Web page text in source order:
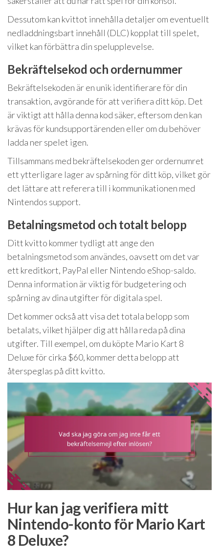
Dessutom kan kvittot innehålla detaljer om eventuellt
nedladdningsbart innehåll (DLC) kopplat till spelet,
vilket kan förbättra din spelupplevelse.
Bekräftelsekod och ordernummer
Bekräftelsekoden är en unik identifierare för din
transaktion, avgörande för att verifiera ditt köp. Det
är viktigt att hålla denna kod säker, eftersom den kan
krävas för kundsupportärenden eller om du behöver
ladda ner spelet igen.
Tillsammans med bekräftelsekoden ger ordernumret
ett ytterligare lager av spårning för ditt köp, vilket gör
det lättare att referera till i kommunikationen med
Nintendos support.
Betalningsmetod och totalt belopp
Ditt kvitto kommer tydligt att ange den
betalningsmetod som användes, oavsett om det var
ett kreditkort, PayPal eller Nintendo eShop-saldo.
Denna information är viktig för budgetering och
spårning av dina utgifter för digitala spel.
Det kommer också att visa det totala belopp som
betalats, vilket hjälper dig att hålla reda på dina
utgifter. Till exempel, om du köpte Mario Kart 8
Deluxe för cirka $60, kommer detta belopp att
återspeglas på ditt kvitto.
Hur kan jag verifiera mitt
Nintendo-konto för Mario Kart
8 Deluxe?